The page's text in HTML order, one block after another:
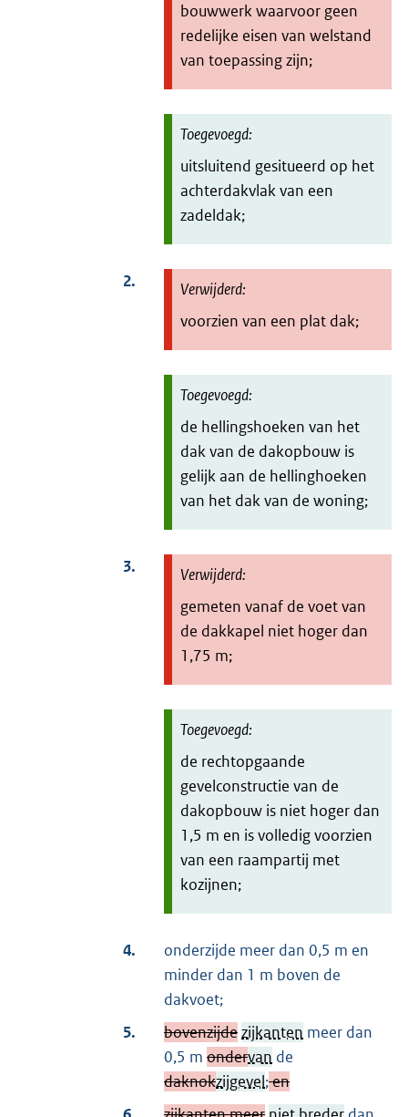
bouwwerk waarvoor geen
redelijke eisen van welstand
van toepassing zijn;
uitsluitend gesitueerd op het
achterdakvlak van een
zadeldak;
2.
voorzien van een plat dak;
de hellingshoeken van het
dak van de dakopbouw is
gelijk aan de hellinghoeken
van het dak van de woning;
3.
gemeten vanaf de voet van
de dakkapel niet hoger dan
1,75 m;
de rechtopgaande
gevelconstructie van de
dakopbouw is niet hoger dan
1,5 m en is volledig voorzien
van een raampartij met
kozijnen;
4.
onderzijde meer dan 0,5 m en
minder dan 1 m boven de
dakvoet;
5.
bovenzijdezijkanten meer dan
0,5 m ondervan de
daknokzijgevel;en